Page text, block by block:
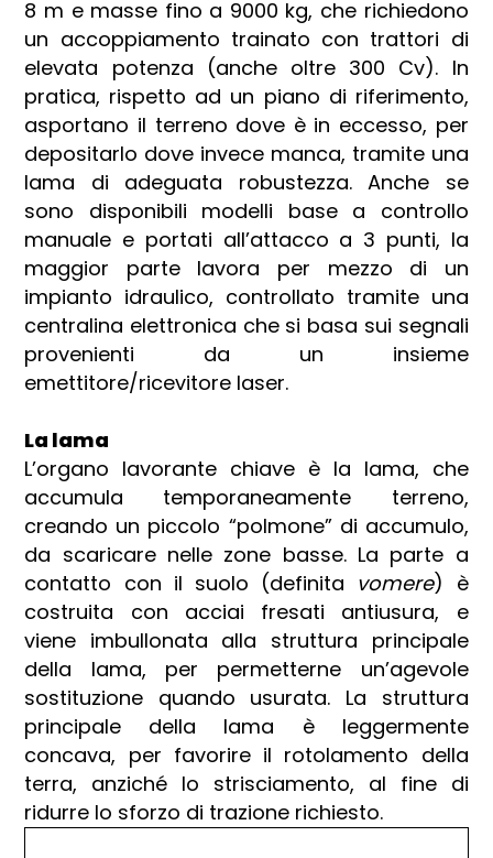
8 m e masse fino a 9000 kg, che richiedono
un accoppiamento trainato con trattori di
elevata potenza (anche oltre 300 Cv). In
pratica, rispetto ad un piano di riferimento,
asportano il terreno dove è in eccesso, per
depositarlo dove invece manca, tramite una
lama di adeguata robustezza. Anche se
sono disponibili modelli base a controllo
manuale e portati all’attacco a 3 punti, la
maggior parte lavora per mezzo di un
impianto idraulico, controllato tramite una
centralina elettronica che si basa sui segnali
provenienti da un insieme
emettitore/ricevitore laser.
La lama
L’organo lavorante chiave è la lama, che
accumula temporaneamente terreno,
creando un piccolo “polmone” di accumulo,
da scaricare nelle zone basse. La parte a
contatto con il suolo (definita vomere) è
costruita con acciai fresati antiusura, e
viene imbullonata alla struttura principale
della lama, per permetterne un’agevole
sostituzione quando usurata. La struttura
principale della lama è leggermente
concava, per favorire il rotolamento della
terra, anziché lo strisciamento, al fine di
ridurre lo sforzo di trazione richiesto.